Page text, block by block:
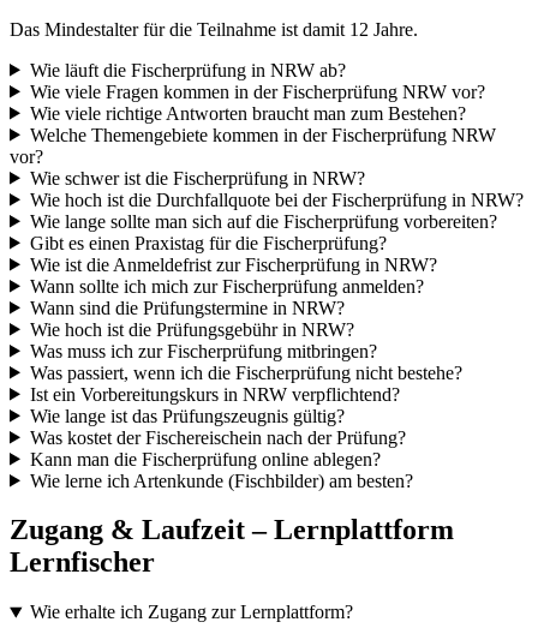
Das Mindestalter für die Teilnahme ist damit 12 Jahre.
Wie läuft die Fischerprüfung in NRW ab?
Wie viele Fragen kommen in der Fischerprüfung NRW vor?
Wie viele richtige Antworten braucht man zum Bestehen?
Welche Themengebiete kommen in der Fischerprüfung NRW
vor?
Wie schwer ist die Fischerprüfung in NRW?
Wie hoch ist die Durchfallquote bei der Fischerprüfung in NRW?
Wie lange sollte man sich auf die Fischerprüfung vorbereiten?
Gibt es einen Praxistag für die Fischerprüfung?
Wie ist die Anmeldefrist zur Fischerprüfung in NRW?
Wann sollte ich mich zur Fischerprüfung anmelden?
Wann sind die Prüfungstermine in NRW?
Wie hoch ist die Prüfungsgebühr in NRW?
Was muss ich zur Fischerprüfung mitbringen?
Was passiert, wenn ich die Fischerprüfung nicht bestehe?
Ist ein Vorbereitungskurs in NRW verpflichtend?
Wie lange ist das Prüfungszeugnis gültig?
Was kostet der Fischereischein nach der Prüfung?
Kann man die Fischerprüfung online ablegen?
Wie lerne ich Artenkunde (Fischbilder) am besten?
Zugang & Laufzeit – Lernplattform
Lernfischer
Wie erhalte ich Zugang zur Lernplattform?